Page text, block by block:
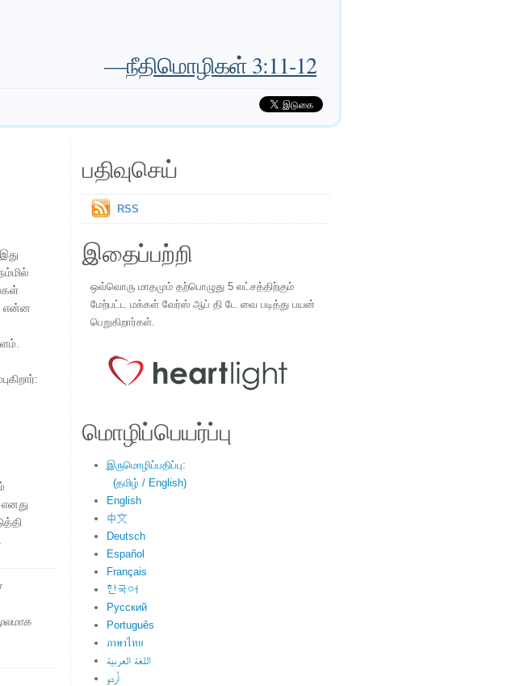
—நீதிமொழிகள் 3:11-12
என்ன
பதிவுசெய்
RSS
இதைப்பற்றி
ஒவ்வொரு மாதமும் தற்பொழுது 5 லட்சத்திற்கும்
மேற்பட்ட மக்கள் வேர்ஸ் ஆப் தி டே வை படித்து பயன்
பெறுகிறார்கள்.
மொழிப்பெயர்ப்பு
இருமொழிப்பதிப்பு:
(தமிழ் / English)
English
中文
Deutsch
Español
Français
한국어
Русский
Português
ภาษาไทย
اللغة العربية
اُردو